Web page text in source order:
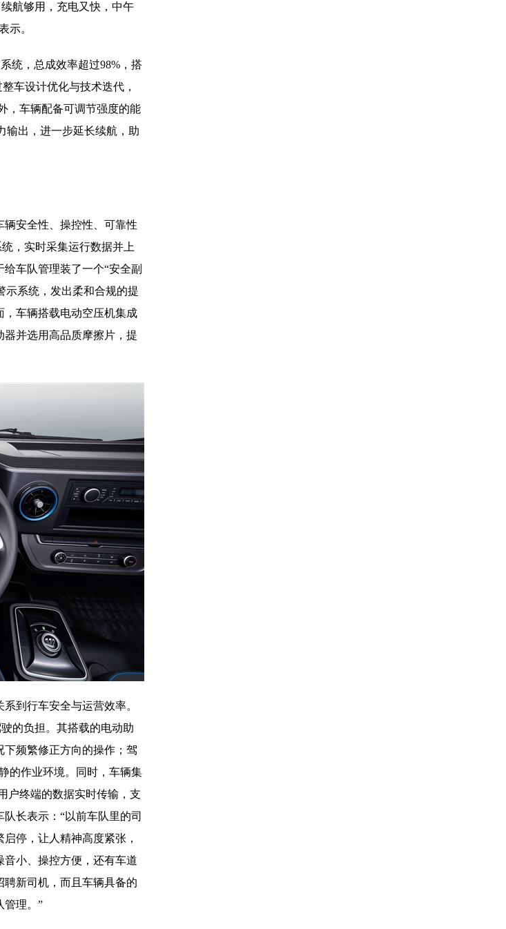
航够用，充电又快，中午
示。
统，总成效率超过98%，搭
车设计优化与技术迭代，
，车辆配备可调节强度的能
输出，进一步延长续航，助
辆安全性、操控性、可靠性
，实时采集运行数据并上
车队管理装了一个“安全副
示系统，发出柔和合规的提
车辆搭载电动空压机集成
并选用高品质摩擦片，提
到行车安全与运营效率。
的负担。其搭载的电动助
频繁修正方向的操作；驾
的作业环境。同时，车辆集
户终端的数据实时传输，支
长表示：“以前车队里的司
停，让人精神高度紧张，
小、操控方便，还有车道
新司机，而且车辆具备的
管理。”